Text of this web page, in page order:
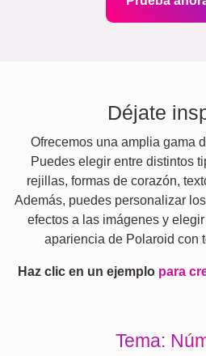
Déjate
Ofrecemos una amplia gama
Puedes elegir entre distintos
rejillas, formas de corazón,
Además, puedes personalizar
efectos a las imágenes y
apariencia de Polaroid con
Haz clic en un ejemplo para
Tema: